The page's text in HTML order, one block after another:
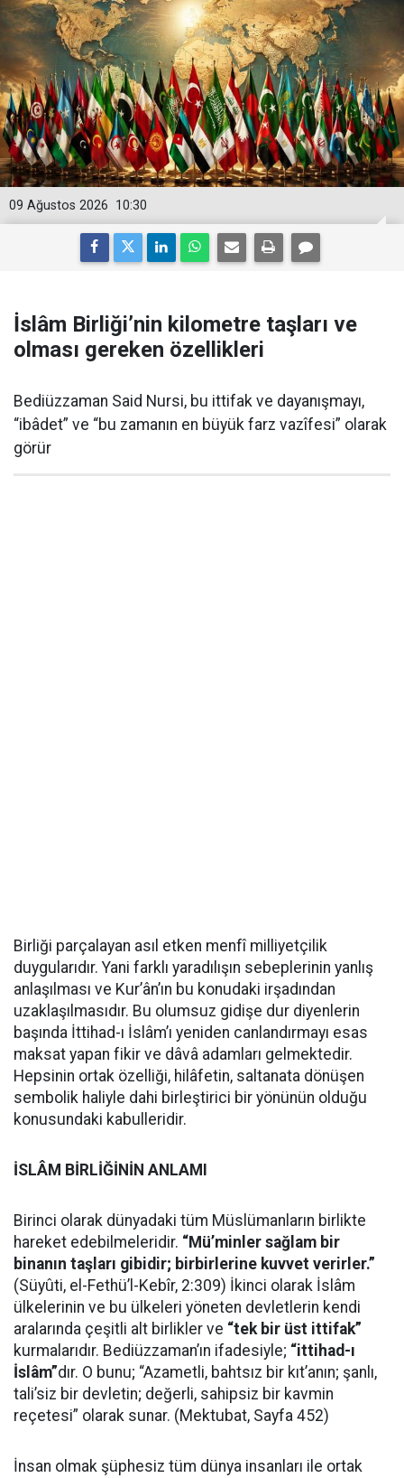
10:30
09 Ağustos 2026
İslâm Birliği’nin kilometre taşları ve
olması gereken özellikleri
Bediüzzaman Said Nursi, bu ittifak ve dayanışmayı,
“ibâdet” ve “bu zamanın en büyük farz vazîfesi” olarak
görür
Birliği parçalayan asıl etken menfî milliyetçilik
duygularıdır. Yani farklı yaradılışın sebeplerinin yanlış
anlaşılması ve Kur’ân’ın bu konudaki irşadından
uzaklaşılmasıdır. Bu olumsuz gidişe dur diyenlerin
başında İttihad-ı İslâm’ı yeniden canlandırmayı esas
maksat yapan fikir ve dâvâ adamları gelmektedir.
Hepsinin ortak özelliği, hilâfetin, saltanata dönüşen
sembolik haliyle dahi birleştirici bir yönünün olduğu
konusundaki kabulleridir.
İSLÂM BİRLİĞİNİN ANLAMI
Birinci olarak dünyadaki tüm Müslümanların birlikte
hareket edebilmeleridir. “Mü’minler sağlam bir
binanın taşları gibidir; birbirlerine kuvvet verirler.”
(Süyûti, el-Fethü’l-Kebîr, 2:309) İkinci olarak İslâm
ülkelerinin ve bu ülkeleri yöneten devletlerin kendi
aralarında çeşitli alt birlikler ve “tek bir üst ittifak”
kurmalarıdır. Bediüzzaman’ın ifadesiyle; “ittihad-ı
İslâm”dır. O bunu; “Azametli, bahtsız bir kıt’anın; şanlı,
tali’siz bir devletin; değerli, sahipsiz bir kavmin
reçetesi” olarak sunar. (Mektubat, Sayfa 452)
İnsan olmak şüphesiz tüm dünya insanları ile ortak